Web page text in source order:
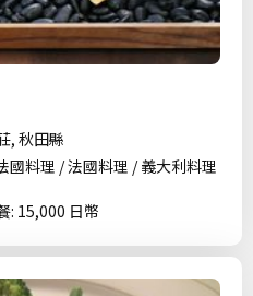
, 秋田縣
國料理 / 法國料理 / 義大利料理
: 15,000 日幣